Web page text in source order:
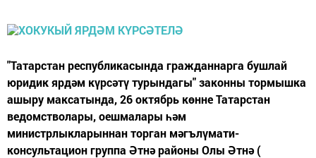
"Татарстан республикасында гражданнарга бушлай
юридик ярдәм күрсәтү турындагы" законны тормышка
ашыру максатында, 26 октябрь көнне Татарстан
ведомстволары, оешмалары һәм
министрлыкларыннан торган мәгълүмати-
консультацион группа Әтнә районы Олы Әтнә (